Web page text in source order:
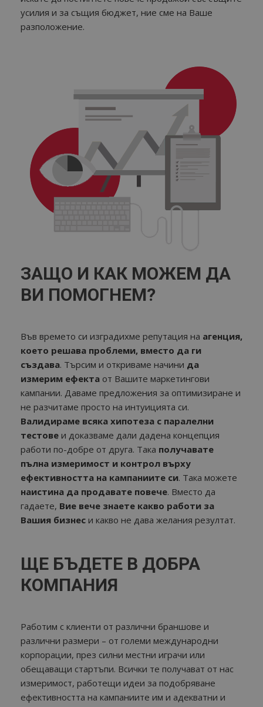
усилия и за същия бюджет, ние сме на Ваше
разположение.
ЗАЩО И КАК МОЖЕМ ДА
ВИ ПОМОГНЕМ?
Във времето си изградихме репутация на агенция,
което решава проблеми, вместо да ги
създава. Търсим и откриваме начини да
измерим ефекта от Вашите маркетингови
кампании. Даваме предложения за оптимизиране и
не разчитаме просто на интуицията си.
Валидираме всяка хипотеза с паралелни
тестове и доказваме дали дадена концепция
работи по-добре от друга. Така получавате
пълна измеримост и контрол върху
ефективността на кампаниите си. Така можете
наистина да продавате повече. Вместо да
гадаете, Вие вече знаете какво работи за
Вашия бизнес и какво не дава желания резултат.
ЩЕ БЪДЕТЕ В ДОБРА
КОМПАНИЯ
Работим с клиенти от различни браншове и
различни размери – от големи международни
корпорации, през силни местни играчи или
обещаващи стартъпи. Всички те получават от нас
измеримост, работещи идеи за подобряване
ефективността на кампаниите им и адекватни и